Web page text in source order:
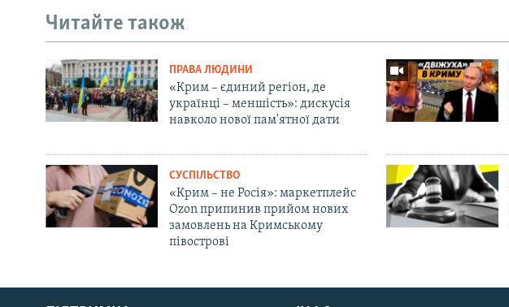
Русский
Читайте також
ПРАВА ЛЮДИНИ
«Крим – єдиний регіон, де
українці – меншість»: дискусія
навколо нової пам'ятної дати
СУСПІЛЬСТВО
«Крим – не Росія»: маркетплейс
Ozon припинив прийом нових
замовлень на Кримському
півострові